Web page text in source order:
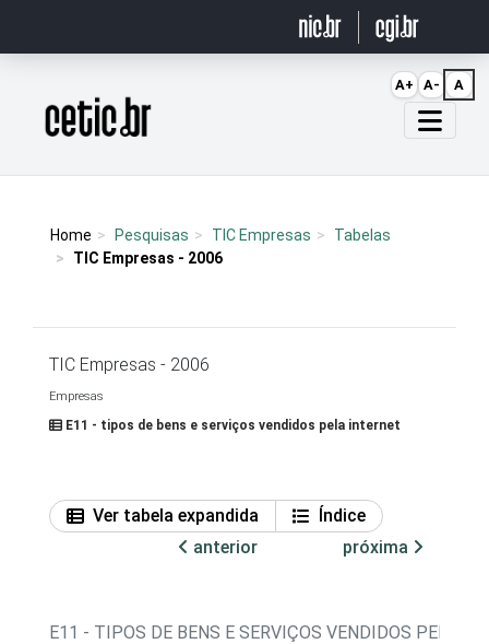
Página inicial
Home Pesquisas TIC Empresas
Tabelas
TIC Empresas - 2006
TIC Empresas - 2006
Empresas
E11 - tipos de bens e serviços vendidos pela internet
Ver tabela expandida
Índice
anterior
próxima
E11 - TIPOS DE BENS E SERVIÇOS VENDIDOS PELA
A+ A- A